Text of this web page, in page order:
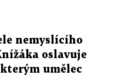
nemyslícího
oslavuje
umělec